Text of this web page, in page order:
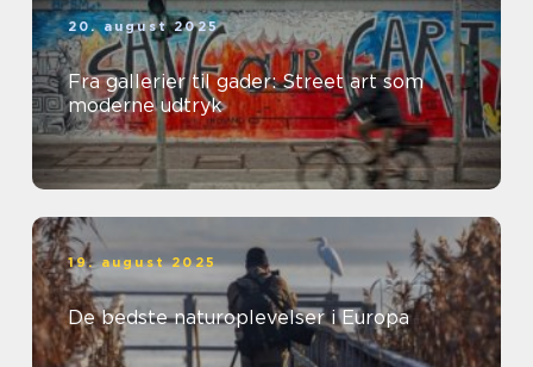
20. august 2025
Fra gallerier til gader: Street art som
moderne udtryk
19. august 2025
De bedste naturoplevelser i Europa